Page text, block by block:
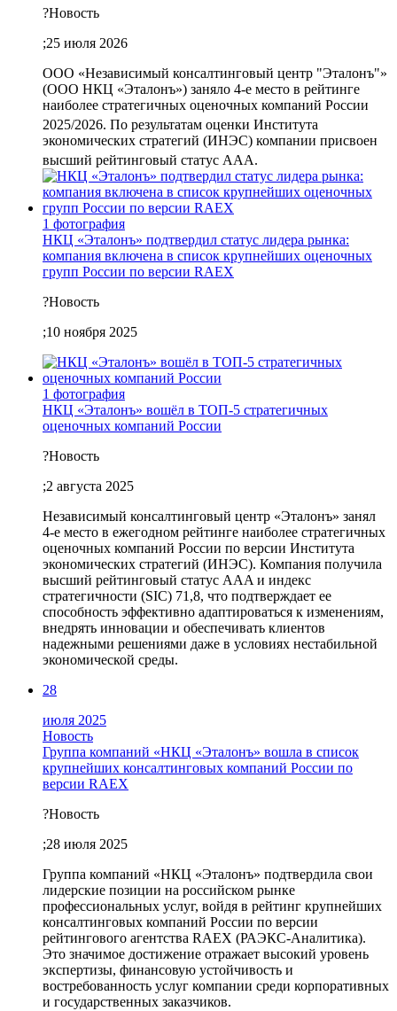
?Новость
;25 июля 2026
ООО «Независимый консалтинговый центр "Эталонъ"»
(ООО НКЦ «Эталонъ») заняло 4-е место в рейтинге
наиболее стратегичных оценочных компаний России
2025/2026. По результатам оценки Института
экономических стратегий (ИНЭС) компании присвоен
высший рейтинговый статус ААА.
1 фотография
НКЦ «Эталонъ» подтвердил статус лидера рынка:
компания включена в список крупнейших оценочных
групп России по версии RAEX
?Новость
;10 ноября 2025
1 фотография
НКЦ «Эталонъ» вошёл в ТОП-5 стратегичных
оценочных компаний России
?Новость
;2 августа 2025
Независимый консалтинговый центр «Эталонъ» занял
4-е место в ежегодном рейтинге наиболее стратегичных
оценочных компаний России по версии Института
экономических стратегий (ИНЭС). Компания получила
высший рейтинговый статус AAA и индекс
стратегичности (SIC) 71,8, что подтверждает ее
способность эффективно адаптироваться к изменениям,
внедрять инновации и обеспечивать клиентов
надежными решениями даже в условиях нестабильной
экономической среды.
28
июля 2025
Новость
Группа компаний «НКЦ «Эталонъ» вошла в список
крупнейших консалтинговых компаний России по
версии RAEX
?Новость
;28 июля 2025
Группа компаний «НКЦ «Эталонъ» подтвердила свои
лидерские позиции на российском рынке
профессиональных услуг, войдя в рейтинг крупнейших
консалтинговых компаний России по версии
рейтингового агентства RAEX (РАЭКС-Аналитика).
Это значимое достижение отражает высокий уровень
экспертизы, финансовую устойчивость и
востребованность услуг компании среди корпоративных
и государственных заказчиков.